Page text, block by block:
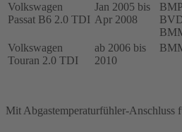
Volkswagen
Passat B6 2.0 TDI
Jan 2005 bis
Apr 2008
Volkswagen
Touran 2.0 TDI
ab 2006 bis
2010
Mit Abgastemperaturfühler-